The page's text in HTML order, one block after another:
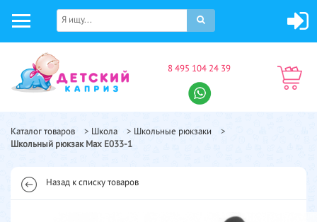
8 495 104 24 39
Каталог товаров > Школа > Школьные рюкзаки
>
Школьный рюкзак Max E033-1
Назад к списку товаров